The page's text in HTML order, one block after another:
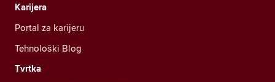
Karijera
Portal za karijeru
Tehnološki Blog
Tvrtka